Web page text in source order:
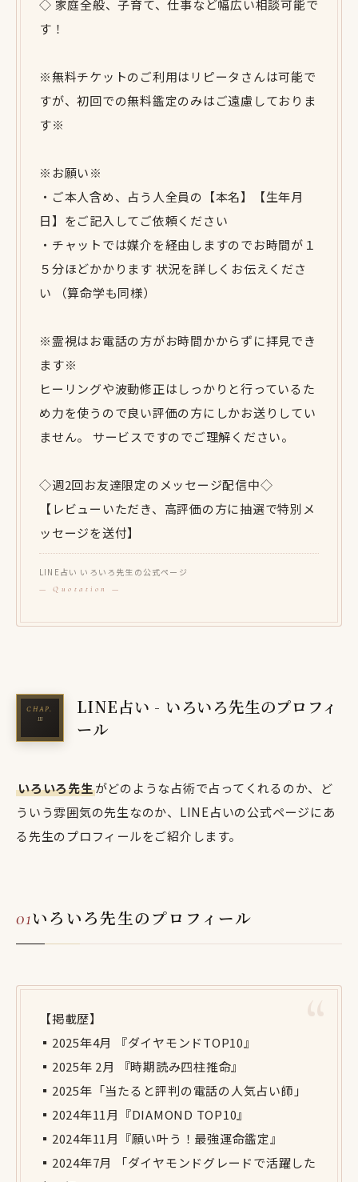
◇ 家庭全般、子育て、仕事など幅広い相談可能で
す！
※無料チケットのご利用はリピータさんは可能で
すが、初回での無料鑑定のみはご遠慮しておりま
す※
※お願い※
・ご本人含め、占う人全員の【本名】【生年月
日】をご記入してご依頼ください
・チャットでは媒介を経由しますのでお時間が１
５分ほどかかります 状況を詳しくお伝えくださ
い （算命学も同様）
※霊視はお電話の方がお時間かからずに拝見でき
ます※
ヒーリングや波動修正はしっかりと行っているた
め力を使うので良い評価の方にしかお送りしてい
ません。 サービスですのでご理解ください。
◇週2回お友達限定のメッセージ配信中◇
【レビューいただき、高評価の方に抽選で特別メ
ッセージを送付】
LINE占い いろいろ先生の公式ページ
LINE占い - いろいろ先生のプロフィ
ール
いろいろ先生がどのような占術で占ってくれるのか、ど
ういう雰囲気の先生なのか、LINE占いの公式ページにあ
る先生のプロフィールをご紹介します。
いろいろ先生のプロフィール
【掲載歴】
▪️2025年4月 『ダイヤモンドTOP10』
▪️2025年 2月 『時期読み四柱推命』
▪️2025年「当たると評判の電話の人気占い師」
▪️2024年11月『DIAMOND TOP10』
▪️2024年11月『願い叶う！最強運命鑑定』
▪️2024年7月 「ダイヤモンドグレードで活躍した